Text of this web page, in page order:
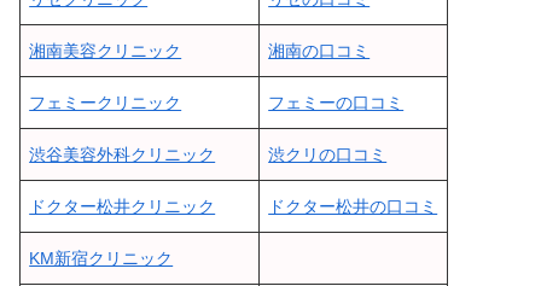
湘南美容クリニック 湘南の口コミ
フェミークリニック フェミーの口コミ
渋谷美容外科クリニック 渋クリの口コミ
ドクター松井クリニック ドクター松井の口コミ
KM新宿クリニック